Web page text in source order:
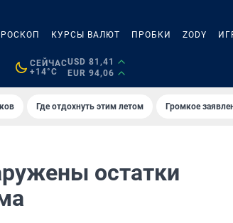
КУРСЫ ВАЛЮТ ПРОБКИ ZODY
СЕЙЧАС
+14°C
USD 81,41
EUR 94,06
Где отдохнуть этим летом Громкое
остатки